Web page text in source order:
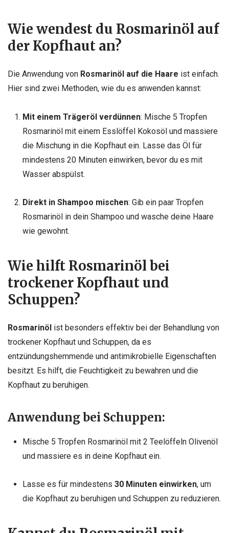
Wie wendest du Rosmarinöl auf
der Kopfhaut an?
Die Anwendung von Rosmarinöl auf die Haare ist einfach.
Hier sind zwei Methoden, wie du es anwenden kannst:
Mit einem Trägeröl verdünnen: Mische 5 Tropfen
Rosmarinöl mit einem Esslöffel Kokosöl und massiere
die Mischung in die Kopfhaut ein. Lasse das Öl für
mindestens 20 Minuten einwirken, bevor du es mit
Wasser abspülst.
Direkt in Shampoo mischen: Gib ein paar Tropfen
Rosmarinöl in dein Shampoo und wasche deine Haare
wie gewohnt.
Wie hilft Rosmarinöl bei
trockener Kopfhaut und
Schuppen?
Rosmarinöl ist besonders effektiv bei der Behandlung von
trockener Kopfhaut und Schuppen, da es
entzündungshemmende und antimikrobielle Eigenschaften
besitzt. Es hilft, die Feuchtigkeit zu bewahren und die
Kopfhaut zu beruhigen.
Anwendung bei Schuppen:
Mische 5 Tropfen Rosmarinöl mit 2 Teelöffeln Olivenöl
und massiere es in deine Kopfhaut ein.
Lasse es für mindestens 30 Minuten einwirken, um
die Kopfhaut zu beruhigen und Schuppen zu reduzieren.